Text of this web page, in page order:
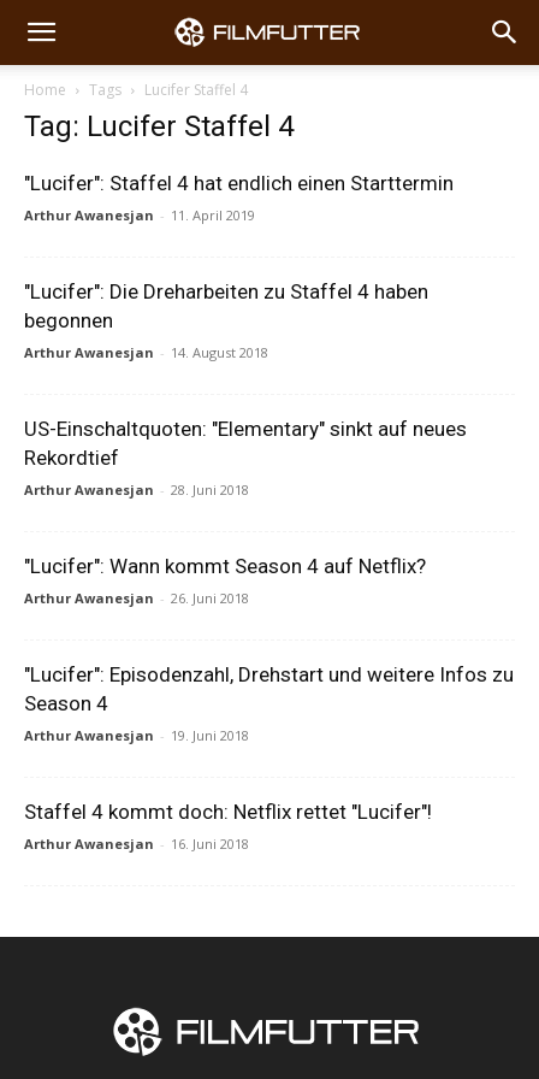
Home Tags Lucifer Staffel 4
Tag: Lucifer Staffel 4
"Lucifer": Staffel 4 hat endlich einen Starttermin
Arthur Awanesjan - 11. April 2019
"Lucifer": Die Dreharbeiten zu Staffel 4 haben
begonnen
Arthur Awanesjan - 14. August 2018
US-Einschaltquoten: "Elementary" sinkt auf neues
Rekordtief
Arthur Awanesjan - 28. Juni 2018
"Lucifer": Wann kommt Season 4 auf Netflix?
Arthur Awanesjan - 26. Juni 2018
"Lucifer": Episodenzahl, Drehstart und weitere Infos zu
Season 4
Arthur Awanesjan - 19. Juni 2018
Staffel 4 kommt doch: Netflix rettet "Lucifer"!
Arthur Awanesjan - 16. Juni 2018